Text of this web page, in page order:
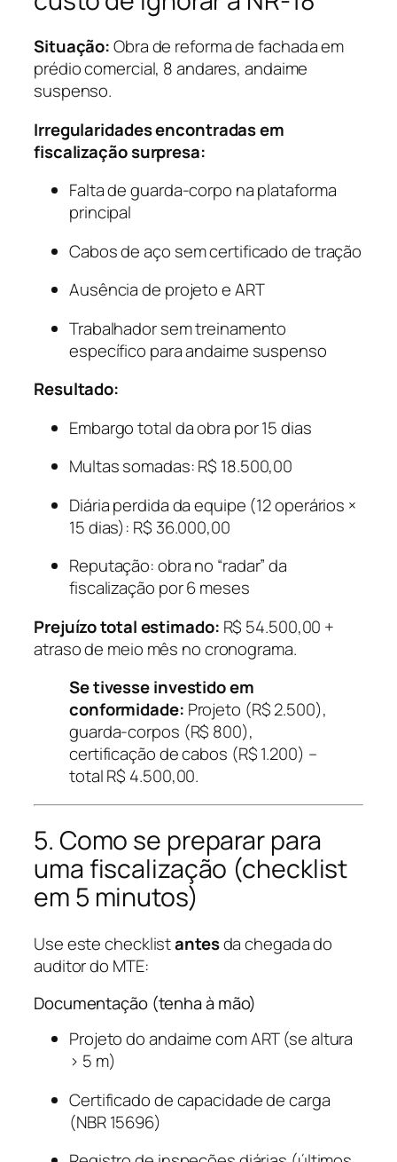
Situação:Obra de reforma de fachada em
prédio comercial, 8 andares, andaime
suspenso.
Irregularidades encontradas em
fiscalização surpresa:
Falta de guarda-corpo na plataforma
principal
Cabos de aço sem certificado de tração
Ausência de projeto e ART
Trabalhador sem treinamento
específico para andaime suspenso
Resultado:
Embargo total da obra por 15 dias
Multas somadas: R$ 18.500,00
Diária perdida da equipe (12 operários ×
15 dias): R$ 36.000,00
Reputação: obra no “radar” da
fiscalização por 6 meses
Prejuízo total estimado: R$ 54.500,00 +
atraso de meio mês no cronograma.
Se tivesse investido em
conformidade: Projeto (R$ 2.500),
guarda-corpos (R$ 800),
certificação de cabos (R$ 1.200) –
total R$ 4.500,00.
5. Como se preparar para
uma fiscalização (checklist
em 5 minutos)
Use este checklistantesda chegada do
auditor do MTE:
Documentação (tenha à mão)
Projeto do andaime com ART (se altura
> 5 m)
Certificado de capacidade de carga
(NBR 15696)